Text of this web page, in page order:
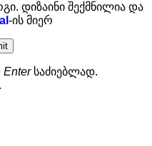
დიზაინი შექმნილია და
-ის მიერ
Enterსაძიებლად.
.